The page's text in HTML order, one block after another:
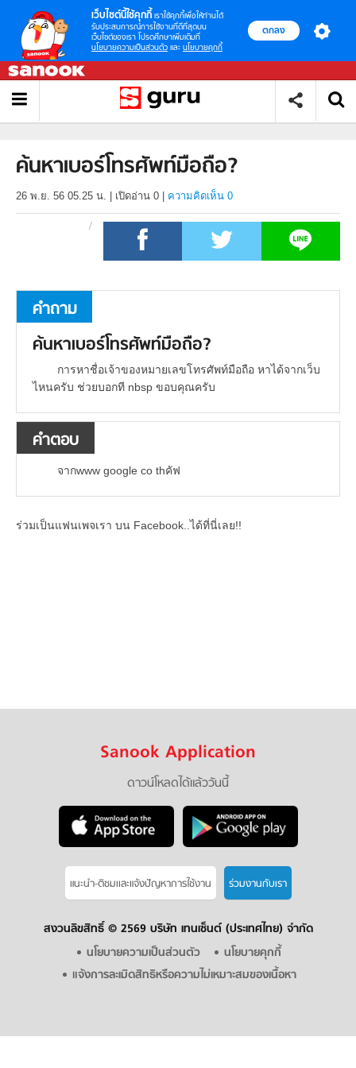
เว็บไซต์นี้ใช้คุกกี้ เราใช้คุกกี้เพื่อให้ท่านได้
รับประสบการณ์การใช้งานที่ดีที่สุดบน
เว็บไซต์ของเรา โปรดศึกษาเพิ่มเติมที่
นโยบายความเป็นส่วนตัว และ นโยบายคุกกี้
ตกลง
ค้นหาเบอร์โทรศัพท์มือถือ?
26 พ.ย. 56 05.25 น. เปิดอ่าน 0 ความคิดเห็น 0
คำถาม
ค้นหาเบอร์โทรศัพท์มือถือ?
การหาชื่อเจ้าของหมายเลขโทรศัพท์มือถือ หาได้จากเว็บ
ไหนครับ ช่วยบอกที nbsp ขอบคุณครับ
คำตอบ
จากwww google co thคัฟ
ร่วมเป็นแฟนเพจเรา บน Facebook..ได้ที่นี่เลย!!
Sanook Application
ดาวน์โหลดได้แล้ววันนี้
แนะนำ-ติชมเเละแจ้งปัญหาการใช้งาน ร่วมงานกับเรา
สงวนลิขสิทธิ์ © 2569 บริษัท เทนเซ็นต์ (ประเทศไทย) จำกัด
นโยบายความเป็นส่วนตัว
นโยบายคุกกี้
แจ้งการละเมิดสิทธิหรือความไม่เหมาะสมของเนื้อหา